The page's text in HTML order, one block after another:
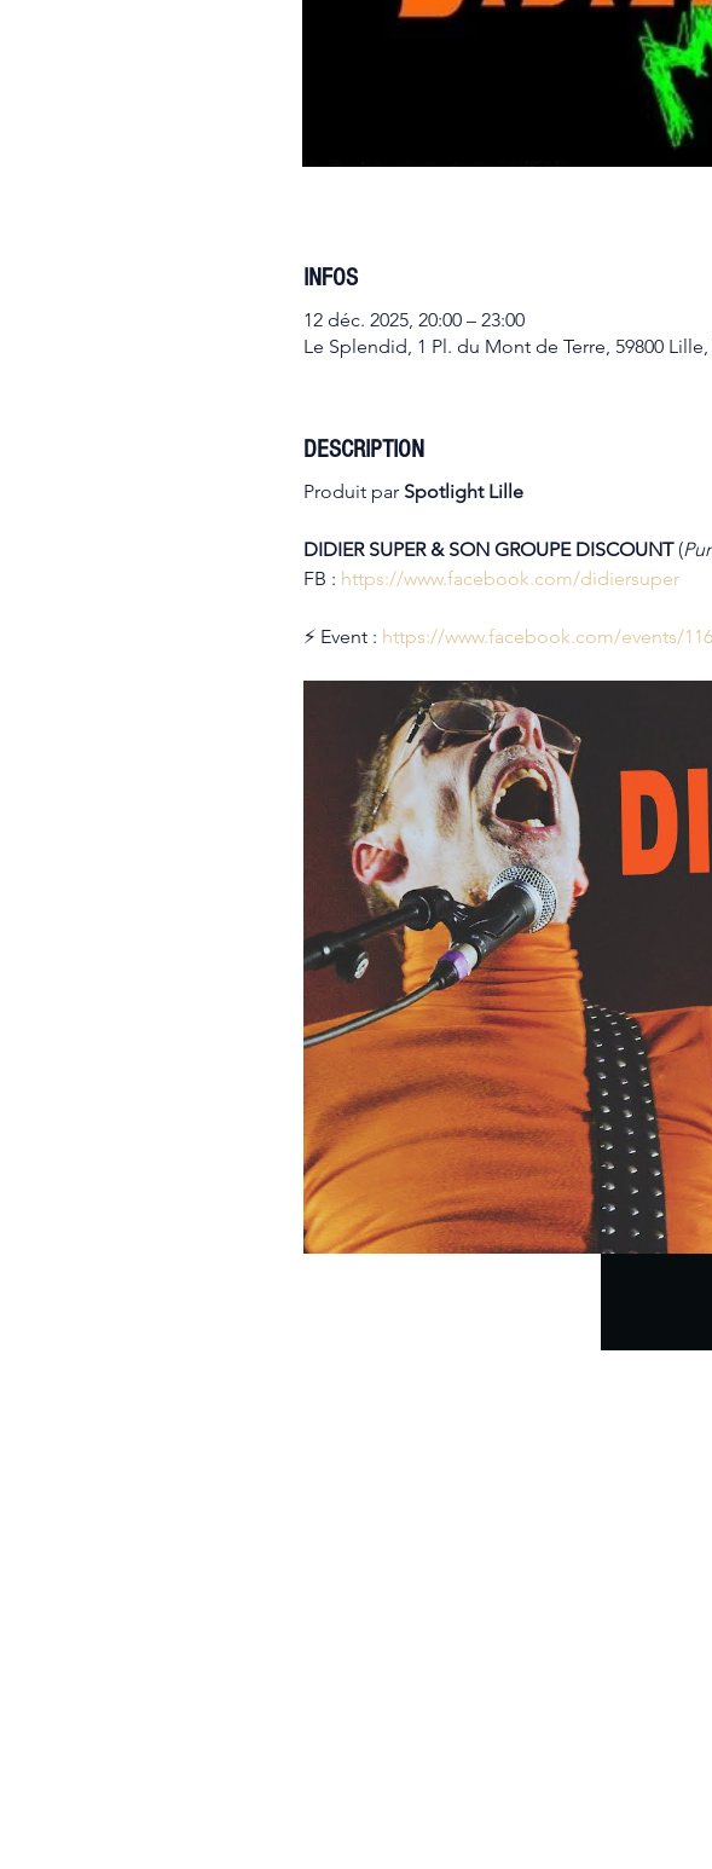
INFOS
12 déc. 2025, 20:00 – 23:00
Le Splendid, 1 Pl. du Mont de Terre, 59800 Lille,
DESCRIPTION
Produit par Spotlight Lille
DIDIER SUPER & SON GROUPE DISCOUNT (
FB : https://www.facebook.com/didiersuper
⚡ Event : https://www.facebook.com/events/